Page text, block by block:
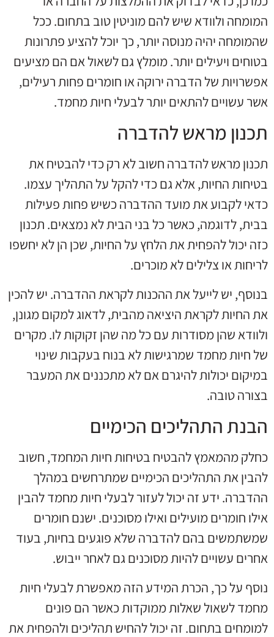
המומחה ולוודא שיש להם מוניטין טוב בתחום. ככל
שהמומחה יהיה מנוסה יותר, כך יוכל להציע פתרונות
בטוחים ויעילים יותר. מומלץ גם לשאול אם הם מציעים
אפשרויות של הדברה ירוקה או חומרים פחות רעילים,
אשר עשויים להתאים יותר לבעלי חיות מחמד.
תכנון מראש להדברה
תכנון מראש להדברה חשוב לא רק כדי להבטיח את
בטיחות החיות, אלא גם כדי להקל על התהליך עצמו.
כדאי לקבוע את מועד ההדברה כשיש פחות פעילות
בבית, לדוגמה, כאשר כל בני הבית לא נמצאים. תכנון
כזה יכול להפחית את הלחץ על החיות, שכן הן לא יחשפו
לריחות או צלילים לא מוכרים.
בנוסף, יש לייעל את ההכנות לקראת ההדברה. יש להכין
את החיות לקראת היציאה מהבית, לדאוג למקום מגונן,
ולוודא שהן מסודרות עם כל מה שהן זקוקות לו. מקרים
של חיות מחמד שמרגישות לא בנוח בעקבות שינוי
במיקום יכולות להיגרם אם לא מתכננים את המעבר
בצורה טובה.
הבנת התהליכים הכימיים
כחלק מהמאמץ להבטיח בטיחות חיות המחמד, חשוב
להבין את התהליכים הכימיים שמתרחשים במהלך
ההדברה. ידע זה יכול לעזור לבעלי חיות מחמד להבין
אילו חומרים מועילים ואילו מסוכנים. ישנם חומרים
שמשתמשים בהם להדברה שלא פוגעים בחיות, בעוד
אחרים עשויים להיות מסוכנים גם לאחר ייבוש.
נוסף על כך, הכרת המידע הזה מאפשרת לבעלי חיות
מחמד לשאול שאלות ממוקדות כאשר הם פונים
למומחים בתחום. זה יכול להחיש תהליכים ולהפחית את